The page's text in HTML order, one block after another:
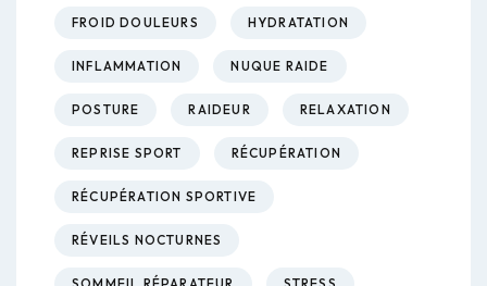
FROID DOULEURS HYDRATATION
INFLAMMATION NUQUE RAIDE
POSTURE RAIDEUR RELAXATION
REPRISE SPORT RÉCUPÉRATION
RÉCUPÉRATION SPORTIVE
RÉVEILS NOCTURNES